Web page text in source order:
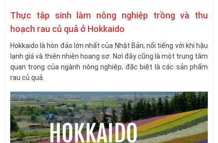
Thực tập sinh làm nông nghiệp trồng và thu
hoạch rau củ quả ở Hokkaido
Hokkaido là hòn đảo lớn nhất của Nhật Bản, nổi tiếng với khí hậu
lạnh giá và thiên nhiên hoang sơ. Nơi đây cũng là một trung tâm
quan trọng của ngành nông nghiệp, đặc biệt là các sản phẩm
rau củ quả.